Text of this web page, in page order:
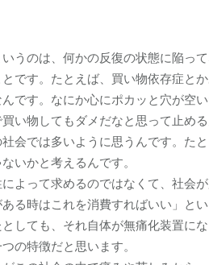
うのは、何かの反復の状態に陥っ
です。たとえば、買い物依存症と
です。なにか心にポカッと穴が空
い物してもダメだなと思って止め
会では多いように思うんです。た
いかと考えるんです。
よって求めるのではなくて、社
る時はこれを消費すればいい」
しても、それ自体が無痛化装置
の特徴だと思います。